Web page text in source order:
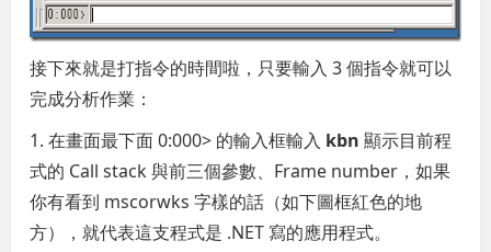
接下來就是打指令的時間啦，只要輸入 3 個指令就可以
完成分析作業：
1. 在畫面最下面 0:000> 的輸入框輸入 kbn 顯示目前程
式的 Call stack 與前三個參數、Frame number，如果
你有看到 mscorwks 字樣的話（如下圖框紅色的地
方），就代表這支程式是 .NET 寫的應用程式。